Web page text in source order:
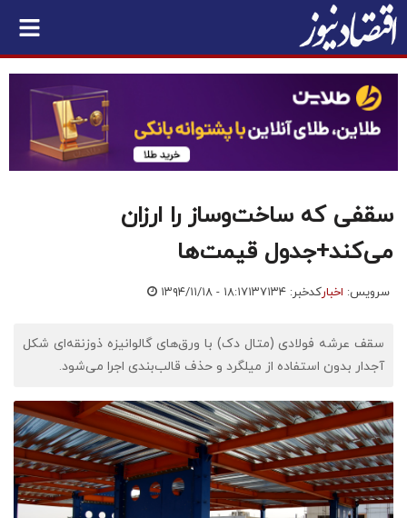
سقفی که ساخت‌وساز را ارزان
می‌کند+جدول قیمت‌ها
سرویس: اخبارکدخبر: ۱۳۷۱۳۴ ۱۳۹۴/۱۱/۱۸ - ۱۸:۱۷
سقف عرشه فولادی (متال دک) با ورق‌های گالوانیزه ذوزنقه‌ای شکل
آجدار بدون استفاده از میلگرد و حذف قالب‌بندی اجرا می‌شود.